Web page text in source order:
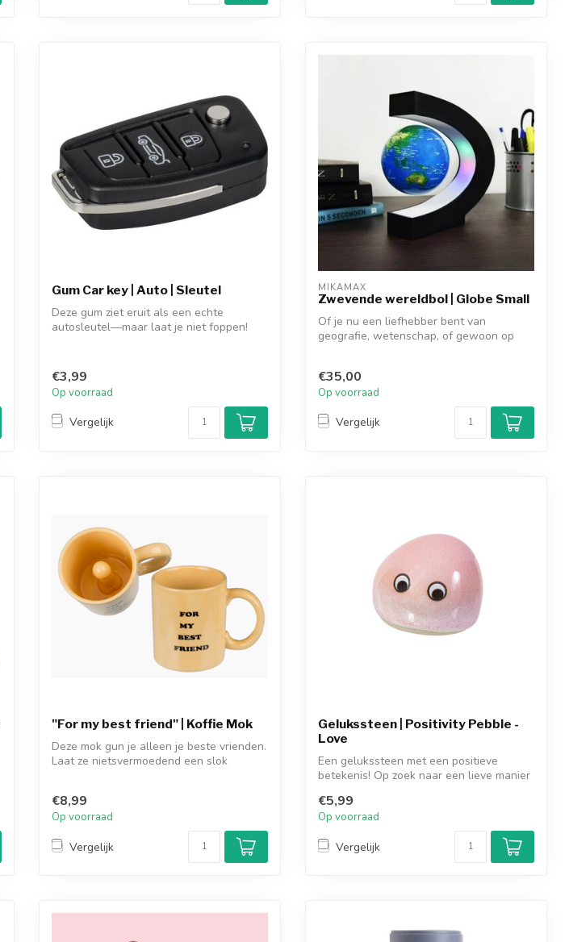
Gum Car key | Auto | Sleutel
Deze gum ziet eruit als een echte
autosleutel—maar laat je niet foppen!
€3,99
Op voorraad
Vergelijk
MIKAMAX
Zwevende wereldbol | Globe Small
Of je nu een liefhebber bent van
geografie, wetenschap, of gewoon op
€35,00
Op voorraad
Vergelijk
"For my best friend" | Koffie Mok
Deze mok gun je alleen je beste vrienden.
Laat ze nietsvermoedend een slok
€8,99
Op voorraad
Vergelijk
Gelukssteen | Positivity Pebble -
Love
Een gelukssteen met een positieve
betekenis! Op zoek naar een lieve manier
€5,99
Op voorraad
Vergelijk